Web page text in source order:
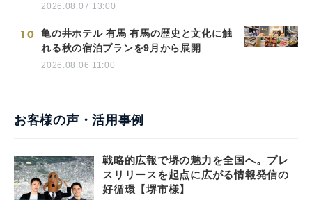
2026.08.07 13:00
10
亀の井ホテル 有馬 有馬の歴史と文化に触
れる秋の宿泊プランを9月から展開
2026.08.06 11:00
お客様の声・活用事例
戦略的広報で堺の魅力を全国へ。プレ
スリリースを起点に広がる情報発信の
好循環【堺市様】